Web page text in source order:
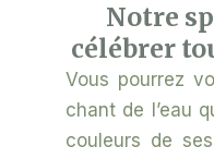
Notre
célébrer
Vous pourrez
chant de l’eau
couleurs de